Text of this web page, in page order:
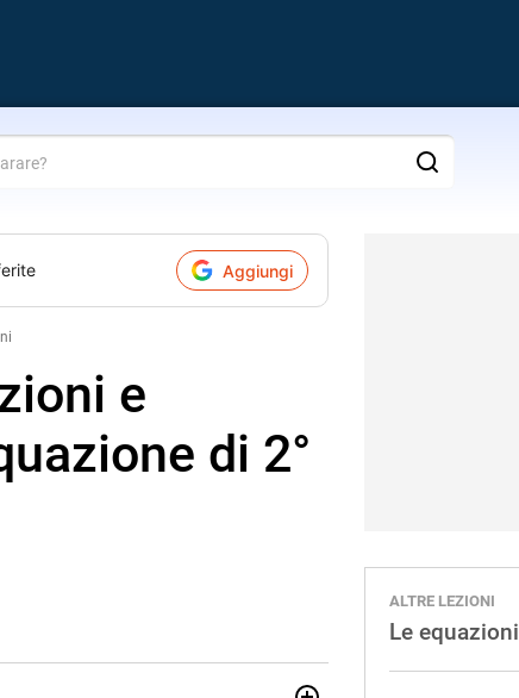
Aggiungi
e
di 2°
ALTRE LEZIONI
Le equazioni